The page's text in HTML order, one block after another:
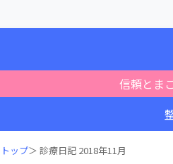
信頼とま
トップ＞ 診療日記 2018年11月